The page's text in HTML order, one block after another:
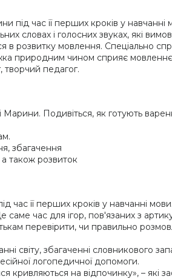
час її перших кроків у
словах і голосних звуках, які
розвитку мовлення. Спеціально
природним чином сприяє
педагог.
Подивiться, як готують
збагачення
також розвиток
її перших кроків у навчанні
час для ігор, пов'язаних з
перевірити, чи правильно
світу, збагаченні словникового
логопедичної допомоги.
на відпочинку», – якi